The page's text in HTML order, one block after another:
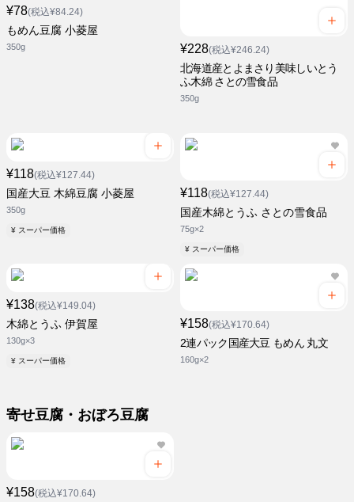
¥78(税込¥84.24)
もめん豆腐 小菱屋
350g ¥228(税込¥246.24)
北海道産とよまさり美味しいとう
ふ木綿 さとの雪食品
350g
¥118(税込¥127.44)
国産大豆 木綿豆腐 小菱屋
350g
¥ スーパー価格
¥118(税込¥127.44)
国産木綿とうふ さとの雪食品
75g×2
¥ スーパー価格
¥138(税込¥149.04)
木綿とうふ 伊賀屋
130g×3
¥ スーパー価格
¥158(税込¥170.64)
2連パック国産大豆 もめん 丸文
160g×2
寄せ豆腐・おぼろ豆腐
¥158(税込¥170.64)